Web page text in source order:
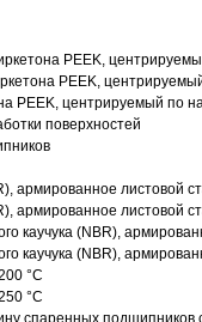
PEEK,
PEEK,
PEEK, центрируемый по
поверхностей
армированное листовой
армированное листовой
каучука (NBR),
каучука (NBR),
°C
°C
спаренных